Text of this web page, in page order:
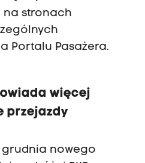
na stronach
Portalu Pasażera.
więcej
przejazdy
grudnia nowego